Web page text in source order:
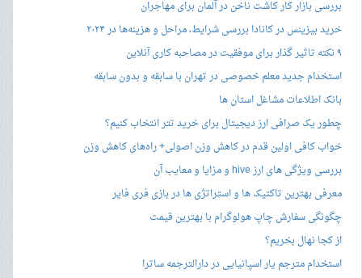
بررسی بازار کار کاشت ناخن در آلمان برای مهاجران
خرید بیزینس در کانادا بررسی شرایط، مراحل و هزینه‌ها در ۲۰۲۴
۹ نکته تاثیر گذار برای موفقیت در مصاحبه کاری آنلاین
استخدام جدید معلم خصوصی در تهران با سابقه و بدون سابقه
بانک اطلاعات مشاغل استان ها
چطور یک صرافی ارز دیجیتال برای خرید تتر انتخاب کنیم؟
خواب کافی اولین قدم در کاهش وزن اصولی+ راه‌های کاهش وزن
بررسی ویژگی های ارز hive و مزایا و معایب آن
معرفی بهترین تاکتیک ها و استراتژی ها در بازی فری فایر
چگونگی سفارش چاپ هولوگرام با بهترین قیمت
از کجا نهال بخریم؟
استخدام مترجم یار اسپانیایی در دارالترجمه ساترا